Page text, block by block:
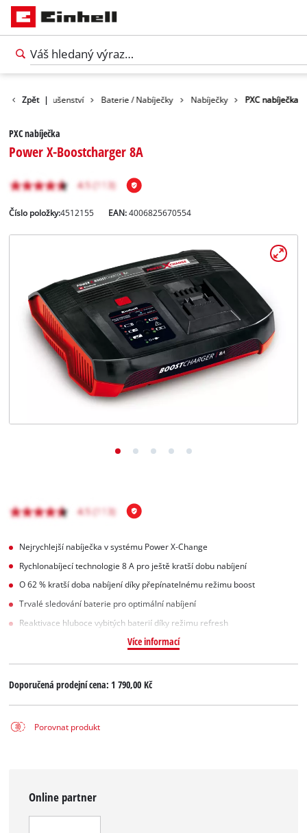
čeština
CSčeština
English
Deutsch
Zpět |
Příslušenství Baterie / Nabíječky Nabíječky PXC nabíječka
PXC nabíječka
Power X-Boostcharger 8A
Číslo položky:4512155 EAN:4006825670554
Nejrychlejší nabíječka v systému Power X-Change
Rychlonabíjecí technologie 8 A pro ještě kratší dobu nabíjení
O 62 % kratší doba nabíjení díky přepínatelnému režimu boost
Trvalé sledování baterie pro optimální nabíjení
Reaktivace hluboce vybitých baterií díky režimu refresh
Více informací
Doporučená prodejní cena:1 790,00 Kč
Porovnat produkt
Online partner